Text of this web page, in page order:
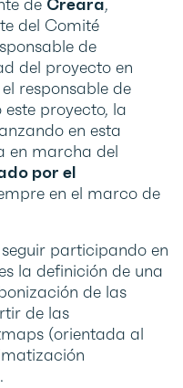
de Creara,
del Comité
de
del proyecto en
responsable de
proyecto, la
en esta
en marcha del
por el
en el marco de
participando en
la definición de una
de las
de las
(orientada al